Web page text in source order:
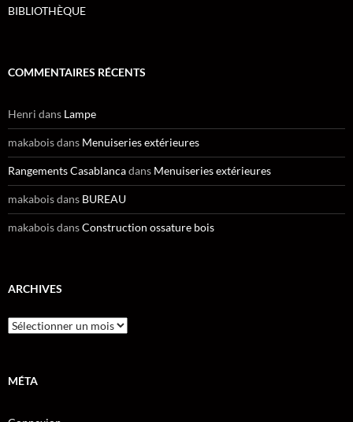
BIBLIOTHÈQUE
COMMENTAIRES RÉCENTS
Henri dans Lampe
makaboisdans Menuiseries extérieures
Rangements Casablancadans Menuiseries extérieures
makaboisdans BUREAU
makaboisdansConstruction ossature bois
ARCHIVES
Archives
MÉTA